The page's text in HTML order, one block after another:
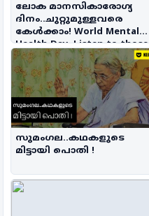
ലോക മാനസികാരോഗ്യ
ദിനം..ചുറ്റുമുള്ളവരെ
കേൾക്കാം! World Mental
Health Day..Listen to those
around you!
സുമംഗല..കഥകളുടെ
മിട്ടായി പൊതി !